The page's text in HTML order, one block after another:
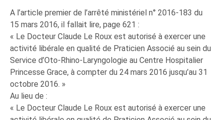
A l’article premier de l’arrêté ministériel n° 2016-183 du
15 mars 2016, il fallait lire, page 621 :
« Le Docteur Claude Le Roux est autorisé à exercer une
activité libérale en qualité de Praticien Associé au sein du
Service d’Oto-Rhino-Laryngologie au Centre Hospitalier
Princesse Grace, à compter du 24 mars 2016 jusqu’au 31
octobre 2016. »
Au lieu de :
« Le Docteur Claude Le Roux est autorisé à exercer une